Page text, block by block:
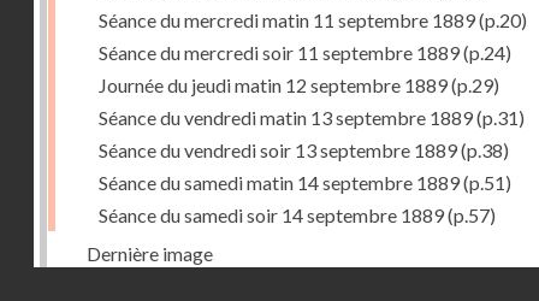
Séance du mercredi matin 11 septembre 1889(p.20)
Séance du mercredi soir 11 septembre 1889(p.24)
Journée du jeudi matin 12 septembre 1889(p.29)
Séance du vendredi matin 13 septembre 1889(p.31)
Séance du vendredi soir 13 septembre 1889(p.38)
Séance du samedi matin 14 septembre 1889(p.51)
Séance du samedi soir 14 septembre 1889(p.57)
Dernière image